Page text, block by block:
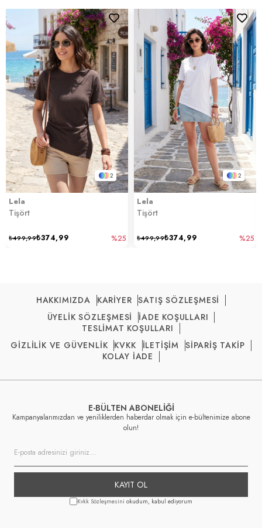
2
Lela
Tişört
₺374,99
₺499,99 %25
2
Lela
Tişört
₺374,99
₺499,99 %25
HAKKIMIZDA KARİYER SATIŞ SÖZLEŞMESİ
ÜYELİK SÖZLEŞMESİ
İADE KOŞULLARI
TESLİMAT KOŞULLARI
GİZLİLİK VE GÜVENLİK KVKK İLETİŞİM
SİPARİŞ TAKİP
KOLAY İADE
E-BÜLTEN ABONELİĞİ
Kampanyalarımızdan ve yeniliklerden haberdar olmak için e-bültenimize abone
olun!
KAYIT OL
Kvkk Sözleşmesini okudum, kabul ediyorum